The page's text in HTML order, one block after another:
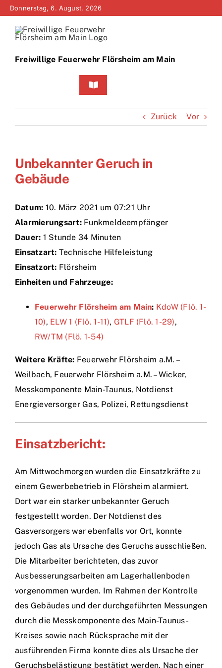
Zum
springen
Donnerstag, 6. August, 2026
Freiwillige Feuerwehr Flörsheim am Main
Toggle
Home
Bürgerinfo
Technik
Zurück Vor
Unbekannter Geruch in
Gebäude
Datum: 10. März 2021 um 07:21 Uhr
Alarmierungsart:Funkmeldeempfänger
Dauer: 1 Stunde 34 Minuten
Einsatzart: Technische Hilfeleistung
Einsatzort: Flörsheim
Einheiten und Fahrzeuge:
Feuerwehr Flörsheim am Main: KdoW (Flö. 1-
10), ELW 1 (Flö. 1-11), GTLF (Flö. 1-29),
RW/TM (Flö. 1-54)
Weitere Kräfte: Feuerwehr Flörsheim a.M. –
Weilbach, Feuerwehr Flörsheim a.M. – Wicker,
Messkomponente Main-Taunus, Notdienst
Energieversorger Gas, Polizei, Rettungsdienst
Einsatzbericht:
Am Mittwochmorgen wurden die Einsatzkräfte zu
einem Gewerbebetrieb in Flörsheim alarmiert.
Dort war ein starker unbekannter Geruch
festgestellt worden. Der Notdienst des
Gasversorgers war ebenfalls vor Ort, konnte
jedoch Gas als Ursache des Geruchs ausschließen.
Die Mitarbeiter berichteten, das zuvor
Ausbesserungsarbeiten am Lagerhallenboden
vorgenommen wurden. Im Rahmen der Kontrolle
des Gebäudes und der durchgeführten Messungen
durch die Messkomponente des Main-Taunus-
Kreises sowie nach Rücksprache mit der
ausführenden Firma konnte dies als Ursache der
Geruchsbelästigung bestätigt werden. Nach einer